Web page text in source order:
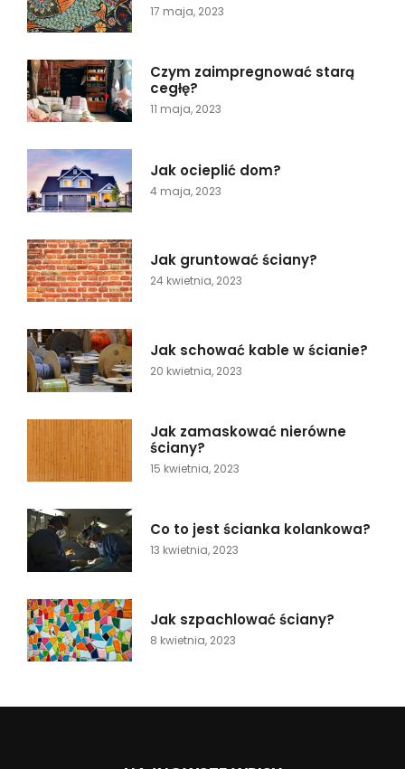
17 maja, 2023
Czym zaimpregnować starą
cegłę?
11 maja, 2023
Jak ocieplić dom?
4 maja, 2023
Jak gruntować ściany?
24 kwietnia, 2023
Jak schować kable w ścianie?
20 kwietnia, 2023
Jak zamaskować nierówne
ściany?
15 kwietnia, 2023
Co to jest ścianka kolankowa?
13 kwietnia, 2023
Jak szpachlować ściany?
8 kwietnia, 2023